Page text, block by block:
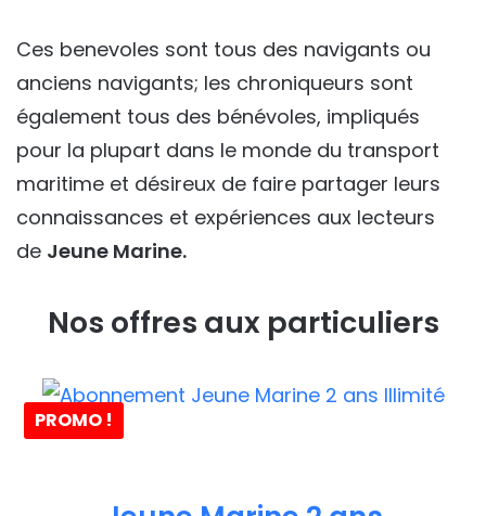
Ces benevoles sont tous des navigants ou
anciens navigants; les chroniqueurs sont
également tous des bénévoles, impliqués
pour la plupart dans le monde du transport
maritime et désireux de faire partager leurs
connaissances et expériences aux lecteurs
de Jeune Marine.
Nos offres aux particuliers
PROMO !